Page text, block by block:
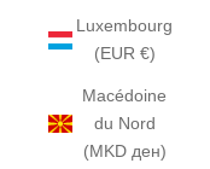
Luxembourg
(EUR €)
Macédoine
du Nord
(MKD ден)